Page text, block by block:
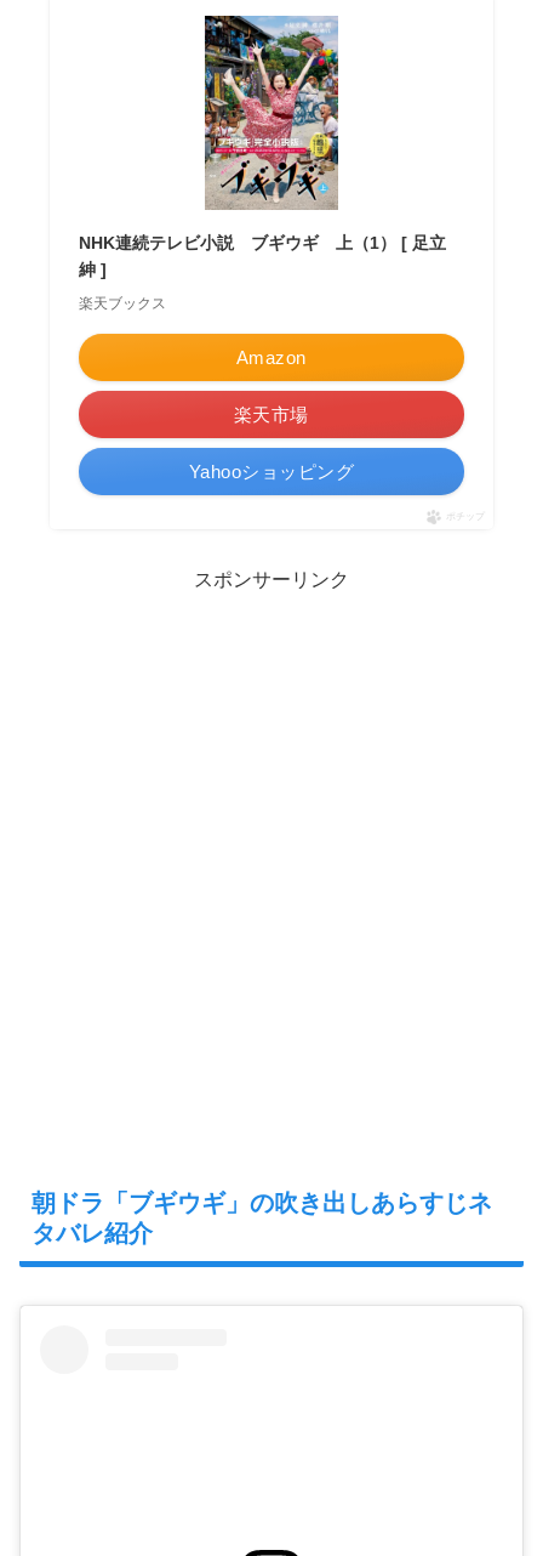
NHK連続テレビ小説 ブギウギ 上（1） [ 足立
紳 ]
楽天ブックス
Amazon
楽天市場
Yahooショッピング
ポチップ
スポンサーリンク
朝ドラ「ブギウギ」の吹き出しあらすじネ
タバレ紹介